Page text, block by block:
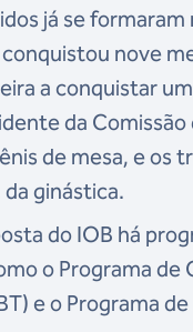
já se formaram
nove
a conquistar
da
de mesa, e os
ginástica.
do IOB há
o Programa de
e o Programa